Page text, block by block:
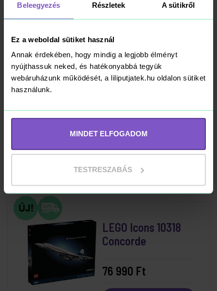
Beleegyezés Részletek A sütikről
Ez a weboldal sütiket használ
Annak érdekében, hogy mindig a legjobb élményt
nyújthassuk neked, és hatékonyabbá tegyük
webáruházunk működését, a liliputjatek.hu oldalon sütiket
használunk.
MINDET ELFOGADOM
TESTRESZABÁS
RAKTÁRON
Négyes vs. Galactus
építőfigura
20 990 Ft
McLaren Formula 1™
Kosárba
LEGO Icons 10318
Concorde
76 990 Ft